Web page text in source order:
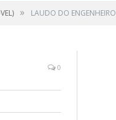
» LAUDO DO ENGENHEIRO
0